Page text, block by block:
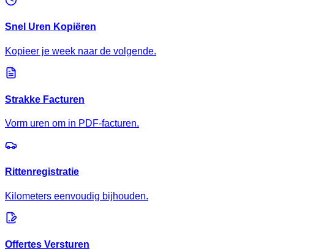
Snel Uren Kopiëren
Kopieer je week naar de volgende.
Strakke Facturen
Vorm uren om in PDF-facturen.
Rittenregistratie
Kilometers eenvoudig bijhouden.
Offertes Versturen